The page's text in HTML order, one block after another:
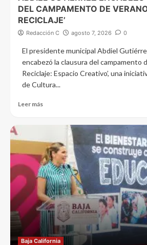
DEL CAMPAMENTO DE
RECICLAJE’
Redacción C agosto 7, 2026 0
El presidente municipal Abdiel
encabezó la clausura del campamento
Reciclaje: Espacio Creativo’, una
de Cultura...
Leer más
Baja California